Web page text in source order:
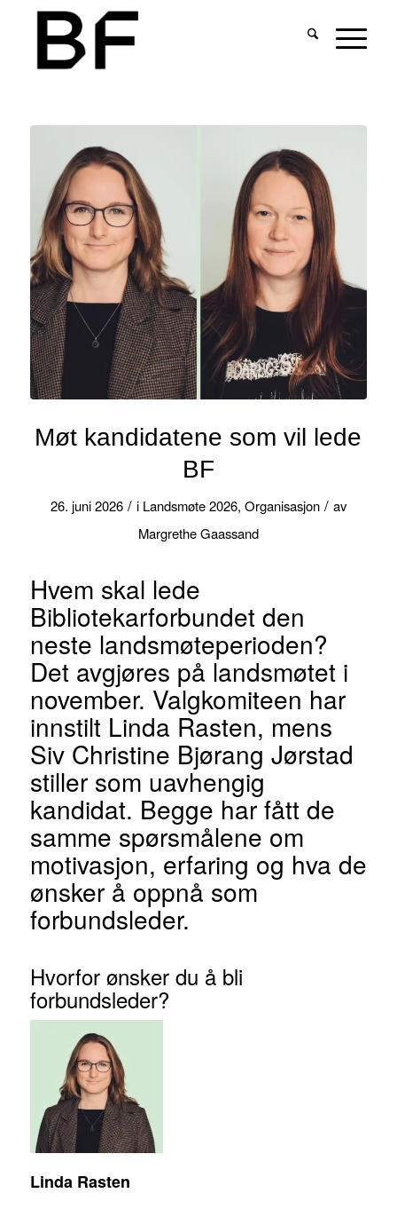
Møt kandidatene som vil lede
BF
26. juni 2026 / i Landsmøte 2026, Organisasjon / av
Margrethe Gaassand
Hvem skal lede
Bibliotekarforbundet den
neste landsmøteperioden?
Det avgjøres på landsmøtet i
november. Valgkomiteen har
innstilt Linda Rasten, mens
Siv Christine Bjørang Jørstad
stiller som uavhengig
kandidat. Begge har fått de
samme spørsmålene om
motivasjon, erfaring og hva de
ønsker å oppnå som
forbundsleder.
Hvorfor ønsker du å bli
forbundsleder?
Linda Rasten